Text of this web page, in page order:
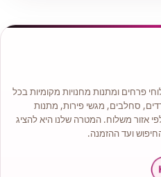
פרחים ומתנות מחנויות מקומיות בכל
סחלבים, מגשי פירות, מתנות
אזור משלוח. המטרה שלנו היא להציג
ועד ההזמנה.